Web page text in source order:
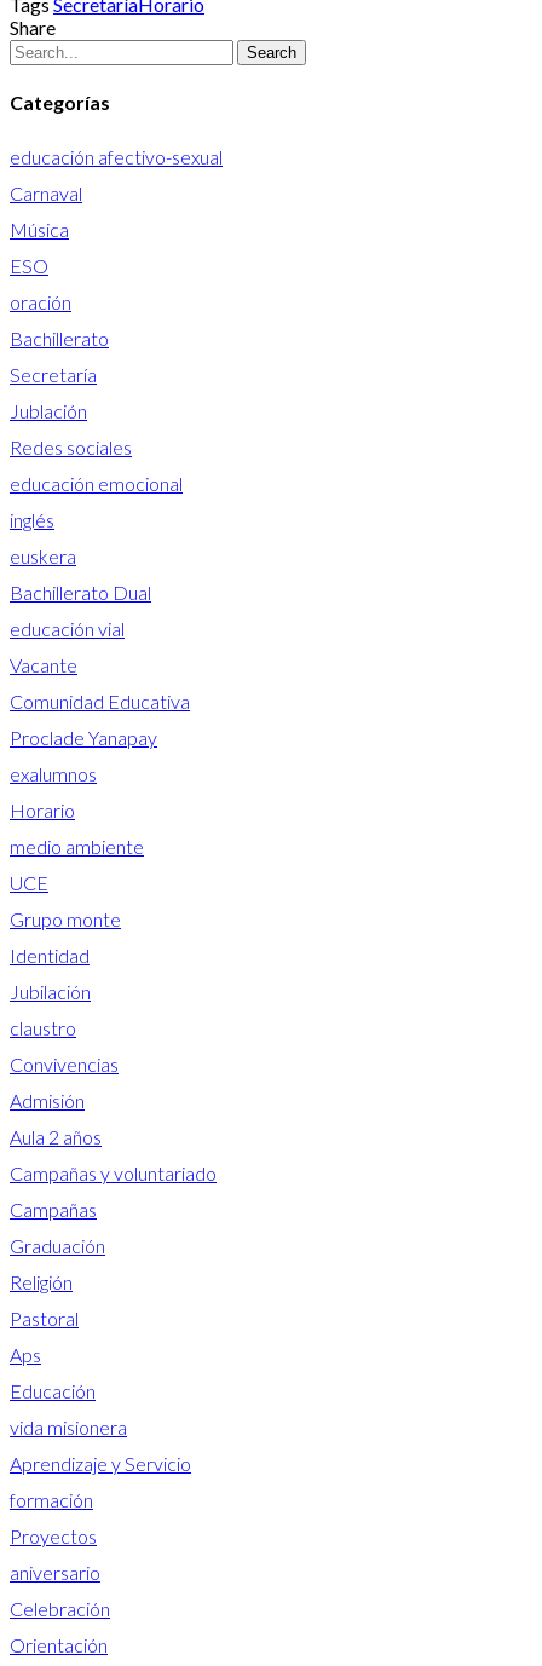
Share
Search
Categorías
educación afectivo-sexual
Carnaval
Música
ESO
oración
Bachillerato
Secretaría
Jublación
Redes sociales
educación emocional
inglés
euskera
Bachillerato Dual
educación vial
Vacante
Comunidad Educativa
Proclade Yanapay
exalumnos
Horario
medio ambiente
UCE
Grupo monte
Identidad
Jubilación
claustro
Convivencias
Admisión
Aula 2 años
Campañas y voluntariado
Campañas
Graduación
Religión
Pastoral
Aps
Educación
vida misionera
Aprendizaje y Servicio
formación
Proyectos
aniversario
Celebración
Orientación